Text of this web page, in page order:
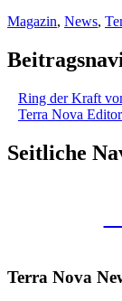
Magazin, News,
Ring der Kraft
Terra Nova
Seitliche
Terra Nova